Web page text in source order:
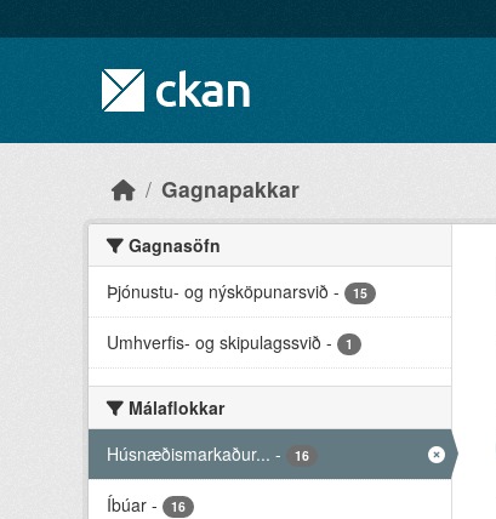
Gagnapakkar
Gagnasöfn
Þjónustu- og nýsköpunarsvið - 15
Umhverfis- og skipulagssvið - 1
Málaflokkar
Húsnæðismarkaður... - 16
Íbúar - 16